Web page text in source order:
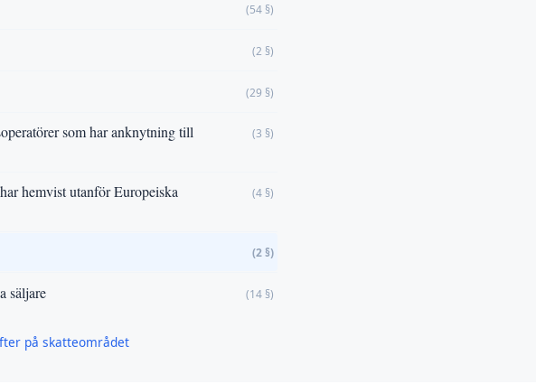
(54 §)
(2 §)
(29 §)
som har anknytning till
(3 §)
hemvist utanför Europeiska
(4 §)
(2 §)
säljare (14 §)
på skatteområdet